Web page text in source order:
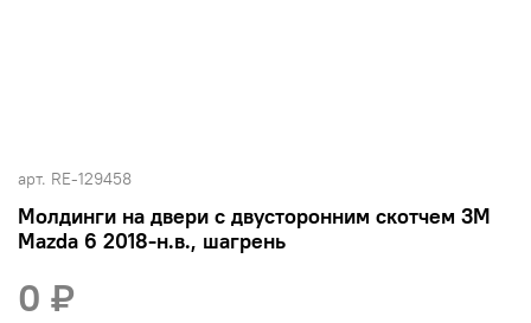
арт. RE-129458
Молдинги на двери c двусторонним скотчем 3М
Mazda 6 2018-н.в., шагрень
0 ₽